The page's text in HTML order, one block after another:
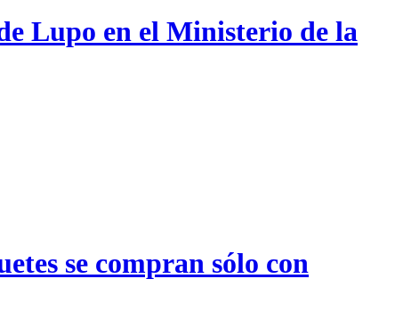
Lupo en el Ministerio de la
se compran sólo con